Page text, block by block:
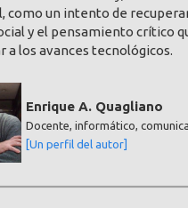
como un intento de
y el pensamiento crítico
a los avances tecnológicos.
Enrique A. Quagliano
Docente, informático,
[Un perfil del autor]